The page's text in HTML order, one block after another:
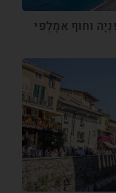
וחוף אמָלְפי